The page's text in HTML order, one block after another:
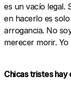
es un vacío legal.
en hacerlo es
arrogancia. No
merecer morir.
Chicas tristes hay